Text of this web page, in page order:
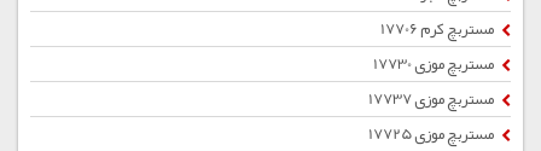
مستربچ کرم 17706
مستربچ موزی 17730
مستربچ موزی 17737
مستربچ موزی 17725